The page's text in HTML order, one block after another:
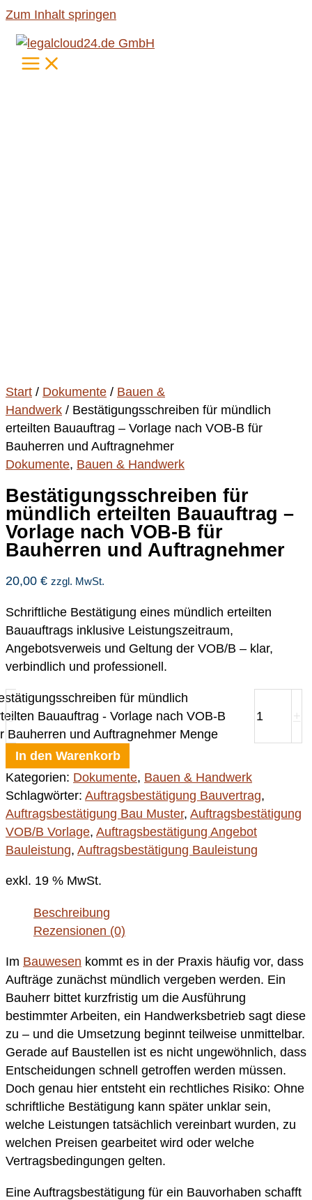
Zum Inhalt springen
Start / Dokumente / Bauen &
Handwerk / Bestätigungsschreiben für mündlich
erteilten Bauauftrag – Vorlage nach VOB-B für
Bauherren und Auftragnehmer
Dokumente, Bauen & Handwerk
Bestätigungsschreiben für
mündlich erteilten Bauauftrag –
Vorlage nach VOB-B für
Bauherren und Auftragnehmer
20,00 € zzgl. MwSt.
Schriftliche Bestätigung eines mündlich erteilten
Bauauftrags inklusive Leistungszeitraum,
Angebotsverweis und Geltung der VOB/B – klar,
verbindlich und professionell.
-
für mündlich
Bauauftrag - Vorlage nach VOB-B
Bauherren und Auftragnehmer Menge
In den Warenkorb
Kategorien: Dokumente, Bauen & Handwerk
Schlagwörter: Auftragsbestätigung Bauvertrag,
Auftragsbestätigung Bau Muster, Auftragsbestätigung
VOB/B Vorlage, Auftragsbestätigung Angebot
Bauleistung, Auftragsbestätigung Bauleistung
exkl. 19 % MwSt.
Beschreibung
Rezensionen (0)
Im Bauwesen kommt es in der Praxis häufig vor, dass
Aufträge zunächst mündlich vergeben werden. Ein
Bauherr bittet kurzfristig um die Ausführung
bestimmter Arbeiten, ein Handwerksbetrieb sagt diese
zu – und die Umsetzung beginnt teilweise unmittelbar.
Gerade auf Baustellen ist es nicht ungewöhnlich, dass
Entscheidungen schnell getroffen werden müssen.
Doch genau hier entsteht ein rechtliches Risiko: Ohne
schriftliche Bestätigung kann später unklar sein,
welche Leistungen tatsächlich vereinbart wurden, zu
welchen Preisen gearbeitet wird oder welche
Vertragsbedingungen gelten.
Eine Auftragsbestätigung für ein Bauvorhaben schafft